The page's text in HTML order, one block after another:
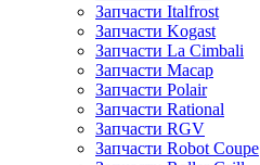
Запчасти Italfrost
Запчасти Kogast
Запчасти La Cimbali
Запчасти Macap
Запчасти Polair
Запчасти Rational
Запчасти RGV
Запчасти Robot Coupe